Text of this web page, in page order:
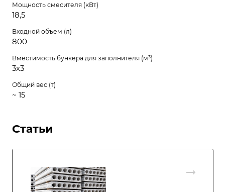
Мощность смесителя (кВт)
18,5
Входной объем (л)
800
Вместимость бункера для заполнителя (м³)
3х3
Общий вес (т)
~ 15
Статьи